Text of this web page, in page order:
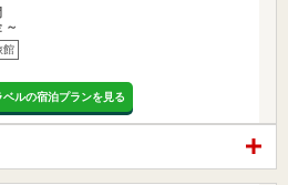
～
館
ベルの宿泊プランを見る